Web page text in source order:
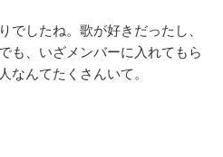
でしたね。歌が好きだったし、
も、いざメンバーに入れてもら
なんてたくさんいて。